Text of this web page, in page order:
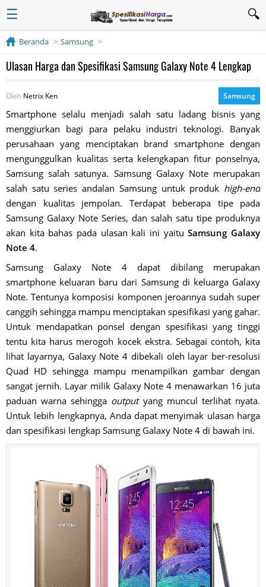
☰
Beranda Samsung
Ulasan Harga dan Spesifikasi Samsung Galaxy Note 4 Lengkap
Oleh Netrix Ken Samsung
Smartphone selalu menjadi salah satu ladang bisnis yang
menggiurkan bagi para pelaku industri teknologi. Banyak
perusahaan yang menciptakan brand smartphone dengan
mengunggulkan kualitas serta kelengkapan fitur ponselnya,
Samsung salah satunya. Samsung Galaxy Note merupakan
salah satu series andalan Samsung untuk produk high-end
dengan kualitas jempolan. Terdapat beberapa tipe pada
Samsung Galaxy Note Series, dan salah satu tipe produknya
akan kita bahas pada ulasan kali ini yaituSamsung Galaxy
Note 4.
Samsung Galaxy Note 4 dapat dibilang merupakan
smartphone keluaran baru dari Samsung di keluarga Galaxy
Note. Tentunya komposisi komponen jeroannya sudah super
canggih sehingga mampu menciptakan spesifikasi yang gahar.
Untuk mendapatkan ponsel dengan spesifikasi yang tinggi
tentu kita harus merogoh kocek ekstra. Sebagai contoh, kita
lihat layarnya, Galaxy Note 4 dibekali oleh layar ber-resolusi
Quad HD sehingga mampu menampilkan gambar dengan
sangat jernih. Layar milik Galaxy Note 4 menawarkan 16 juta
paduan warna sehingga outputyang muncul terlihat nyata.
Untuk lebih lengkapnya, Anda dapat menyimak ulasan harga
dan spesifikasi lengkap Samsung Galaxy Note 4 di bawah ini.